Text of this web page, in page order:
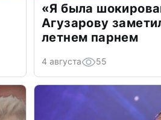
«Я была
Агузарову
летнем парнем
4 августа 55